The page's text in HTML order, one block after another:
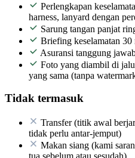
Perlengkapan
harness, lanyard dengan
Sarung tangan panjat
Briefing keselamatan 30
Asuransi tanggung
Foto yang diambil di
yang sama (tanpa
Tidak termasuk
Transfer (titik awal
tidak perlu antar-jemput)
Makan siang (kami
tua sebelum atau sesudah)